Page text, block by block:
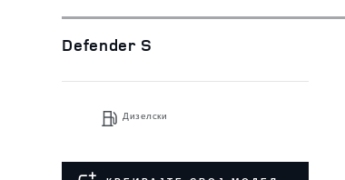
Defender S
Дизелски